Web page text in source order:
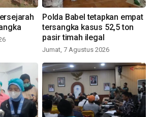
Polda Babel tetapkan empat
tersangka kasus 52,5 ton
pasir timah ilegal
Jumat, 7 Agustus 2026